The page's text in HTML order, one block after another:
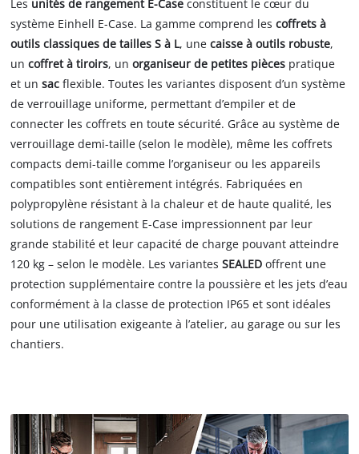
Les unités de rangement E-Case constituent le cœur du
système Einhell E-Case. La gamme comprend lescoffrets à
outils classiques de tailles S à L, unecaisse à outils robuste,
uncoffret à tiroirs, unorganiseur de petites pièces pratique
et unsacflexible. Toutes les variantes disposent d’un système
de verrouillage uniforme, permettant d’empiler et de
connecter les coffrets en toute sécurité. Grâce au système de
verrouillage demi-taille (selon le modèle), même les coffrets
compacts demi-taille comme l’organiseur ou les appareils
compatibles sont entièrement intégrés. Fabriquées en
polypropylène résistant à la chaleur et de haute qualité, les
solutions de rangement E-Case impressionnent par leur
grande stabilité et leur capacité de charge pouvant atteindre
120 kg – selon le modèle. Les variantesSEALEDoffrent une
protection supplémentaire contre la poussière et les jets d’eau
conformément à la classe de protection IP65 et sont idéales
pour une utilisation exigeante à l’atelier, au garage ou sur les
chantiers.